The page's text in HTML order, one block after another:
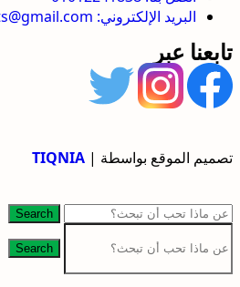
البريد الإلكتروني: 7pets@gmail.com
تابعنا عبر
تصميم الموقع بواسطة | TIQNIA
Search
Search